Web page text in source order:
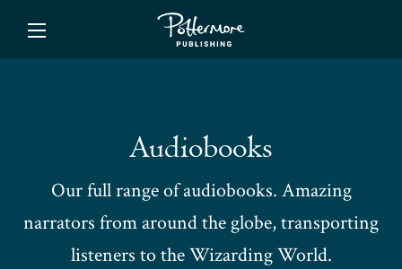
Audiobooks
Our full range of audiobooks. Amazing
narrators from around the globe, transporting
listeners to the Wizarding World.